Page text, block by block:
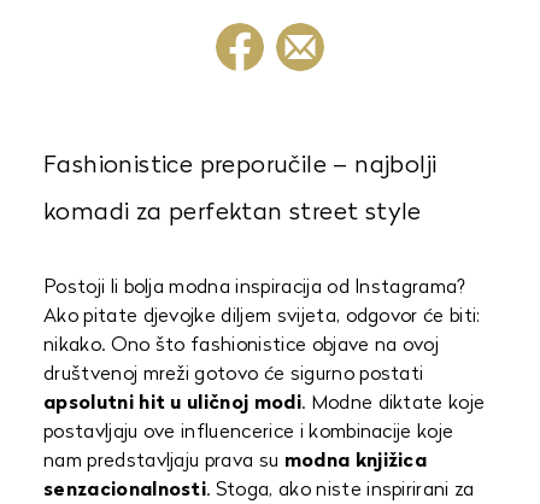
Fashionistice preporučile – najbolji
komadi za perfektan street style
Postoji li bolja modna inspiracija od Instagrama?
Ako pitate djevojke diljem svijeta, odgovor će biti:
nikako. Ono što fashionistice objave na ovoj
društvenoj mreži gotovo će sigurno postati
apsolutni hit u uličnoj modi. Modne diktate koje
postavljaju ove influencerice i kombinacije koje
nam predstavljaju prava su modna knjižica
senzacionalnosti. Stoga, ako niste inspirirani za